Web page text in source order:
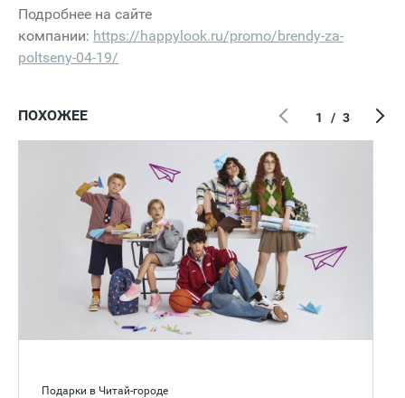
Подробнее на сайте
компании: https://happylook.ru/promo/brendy-za-
poltseny-04-19/
ПОХОЖЕЕ
Подарки в Читай-городе
1 / 3